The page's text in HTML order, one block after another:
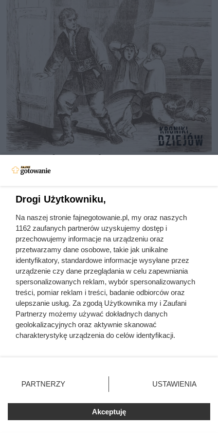
Nie harówka była najgorsza.
Prawdziwy koszmar chłopek
domu
Mąż ją zdradzał i zaraził kiłą, a
lekarze faszerowali arszenikiem.
Przerażająca prawda o cenie, jaką
Karen Blixen zapłaciła za Afrykę
Drogi Użytkowniku,
Na naszej stronie fajnegotowanie.pl, my oraz naszych
1162 zaufanych partnerów uzyskujemy dostęp i
przechowujemy informacje na urządzeniu oraz
przetwarzamy dane osobowe, takie jak unikalne
identyfikatory, standardowe informacje wysyłane przez
urządzenie czy dane przeglądania w celu zapewniania
spersonalizowanych reklam, wybór spersonalizowanych
treści, pomiar reklam i treści, badanie odbiorców oraz
ulepszanie usług. Za zgodą Użytkownika my i Zaufani
Partnerzy możemy używać dokładnych danych
geolokalizacyjnych oraz aktywnie skanować
charakterystykę urządzenia do celów identyfikacji.
zmienić/wycofać klikając przycisk ustawień prywatności
znajdujący się w lewym dolnym rogu strony
rodzaje przetwarzania danych nie wymagają zgody
użytkownika, ale masz prawo sprzeciwić się takiemu
przetwarzaniu. Preferencje będą miały zastosowania tylko
PARTNERZY USTAWIENIA
Akceptuję